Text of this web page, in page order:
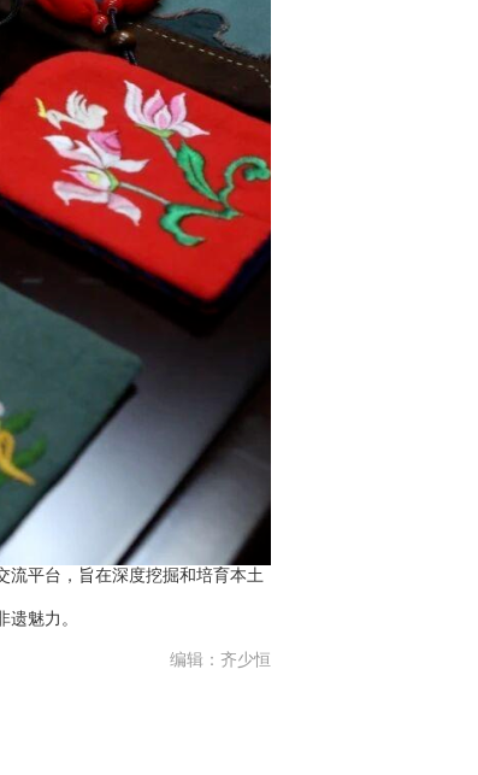
平台，旨在深度挖掘和培育本土
魅力。
编辑：齐少恒